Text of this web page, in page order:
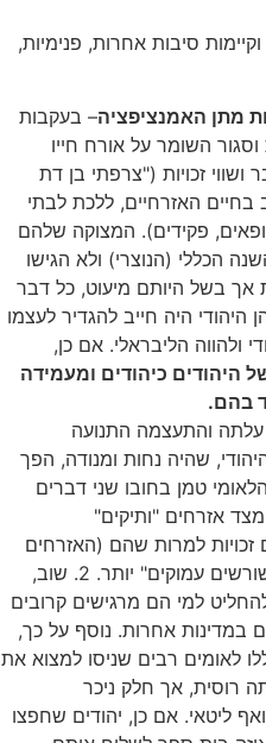
סיבות אחרות, פנימיות,
מתן האמנציפציה– בעקבות
השומר על אורח חייו
זכויות ("צרפתי בן דת
האזרחיים, ללכת לבתי
פקידים). המצוקה שלהם
הכללי (הנוצרי) ולא הגישו
אך בשל היותם מיעוט, כל דבר
היה חייב להגדיר לעצמו
ולהווה הליבראלי. אם כן,
היהודים כיהודים ומעמידה
בהם.
והתעצמה התנועה
שהיה נחות ומנודה, הפך
טמן בחובו שני דברים
ותהיות מצד אזרחים "ותיקים"
למרות שהם (האזרחים
הותיקים) חיים דורות רבים במדינה ולהם "שורשים עמוקים" יותר. 2. שוב,
למי הם מרגישים קרובים
במדינות אחרות. נוסף על כך,
לאומים רבים שניסו למצוא את
רוסית, אך חלק ניכר
ליטאי. אם כן, יהודים שחפצו